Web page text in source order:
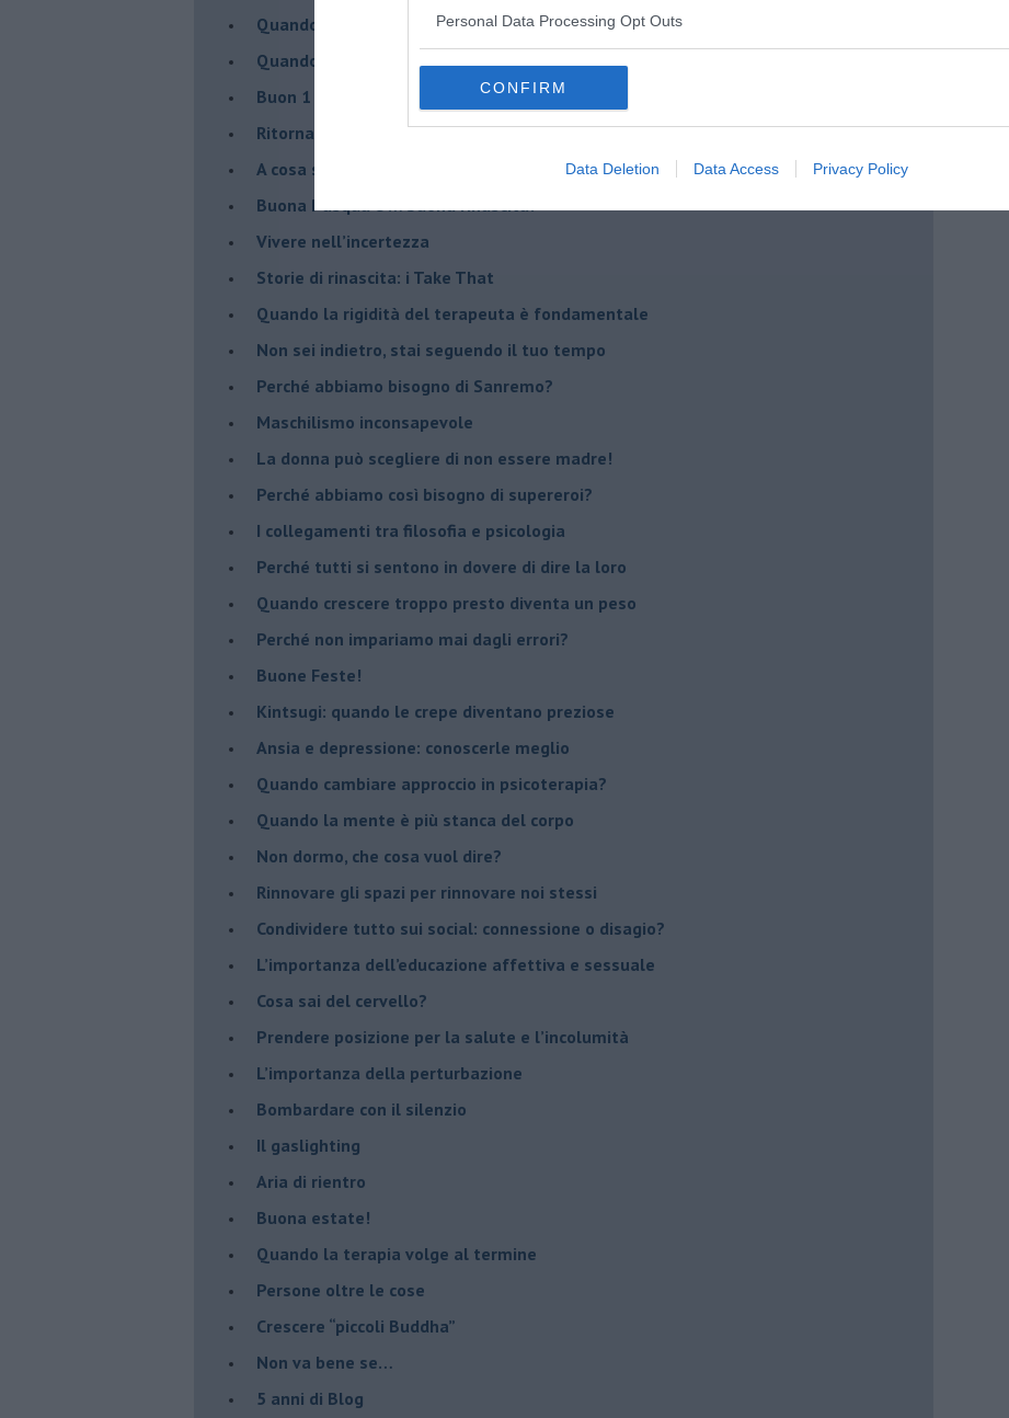
Personal Data Processing Opt Outs
CONFIRM
Data Deletion Data Access Privacy Policy
​Quando cambia il nome di una sindrome
​Quando il terapeuta torna a casa
​Buon 1 Maggio!
Ritornare indietro di vent’anni
​A cosa serve davvero la psicoterapia
​Buona Pasqua e … buona rinascita!
​Vivere nell’incertezza
​Storie di rinascita: i Take That
​Quando la rigidità del terapeuta è fondamentale
​Non sei indietro, stai seguendo il tuo tempo
​Perché abbiamo bisogno di Sanremo?
​Maschilismo inconsapevole
​La donna può scegliere di non essere madre!
​Perché abbiamo così bisogno di supereroi?
​I collegamenti tra filosofia e psicologia
​Perché tutti si sentono in dovere di dire la loro
​Quando crescere troppo presto diventa un peso
​Perché non impariamo mai dagli errori?
​Buone Feste!
​Kintsugi: quando le crepe diventano preziose
Ansia e depressione: conoscerle meglio
Quando cambiare approccio in psicoterapia?
​Quando la mente è più stanca del corpo
Non dormo, che cosa vuol dire?
​Rinnovare gli spazi per rinnovare noi stessi
​Condividere tutto sui social: connessione o disagio?
​L’importanza dell’educazione affettiva e sessuale
​Cosa sai del cervello?
Prendere posizione per la salute e l’incolumità
L’importanza della perturbazione
​Bombardare con il silenzio
Il gaslighting
Aria di rientro
Buona estate!
​Quando la terapia volge al termine
​Persone oltre le cose
​Crescere “piccoli Buddha”
Non va bene se…
​5 anni di Blog